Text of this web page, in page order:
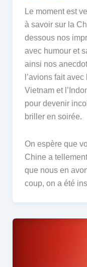
Le moment est
à savoir sur la
dessous nos
avec humour et
ainsi nos
l’avions fait
Vietnam et
pour devenir
briller en soirée.
On espère que
Chine a
que nous en
coup, on a été